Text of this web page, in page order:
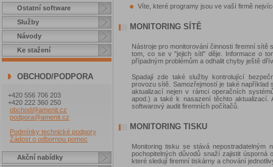
Ostatní software
Služby
Návody
Ke stažení
OBCHOD/PODPORA
+420 556 706 203
+420 222 360 250
obchod@amenit.cz
podpora@amenit.cz
Podmínky technické podpory
Žádost o odbornou pomoc
Akční nabídky
Víte, které programy jsou ve vaší firmě
MONITORING SÍTĚ
Nástroje pro monitorování činnosti firemní
tom, co se v "jejich síti" děje. Informace o
případným problémům a odhalit chyby ještě
Spadají zde také služby kontrolující
provozu sítě. Samozřejmostí je také
aktualizací nejen v rámci operačních
apod.) a také k nasazení těchto aktualizací.
softwarový audit firemních počítačů.
MONITORING TISKU
Monitoring tisku se stává
pochopitelných důvodů snaží zajistit
které sledují firemní tiskárny a chování